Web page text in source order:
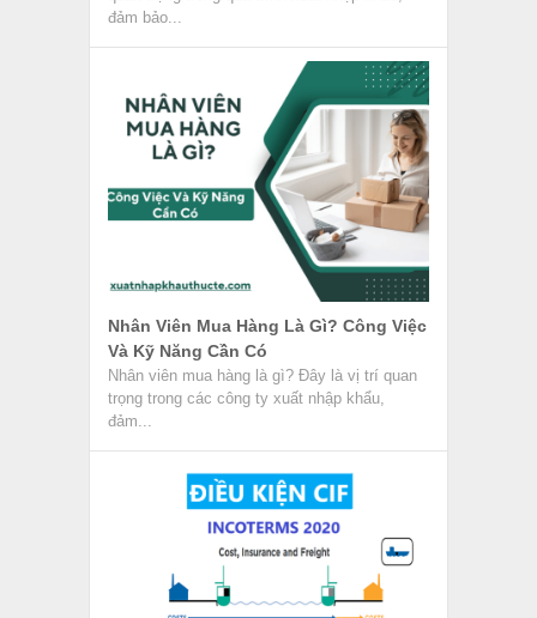
đảm bảo...
Nhân Viên Mua Hàng Là Gì? Công Việc
Và Kỹ Năng Cần Có
Nhân viên mua hàng là gì? Đây là vị trí quan
trọng trong các công ty xuất nhập khẩu,
đảm...